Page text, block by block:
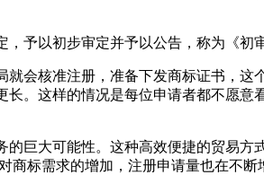
予以初步审定并予以公告，称为《初
会核准注册，准备下发商标证书，
。这样的情况是每位申请者都不愿
巨大可能性。这种高效便捷的贸易
商标需求的增加，注册申请量也在不